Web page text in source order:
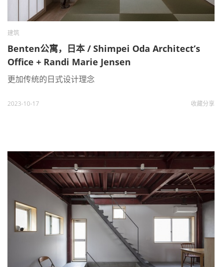
建筑
Benten公寓，日本 / Shimpei Oda Architect’s
Office + Randi Marie Jensen
更加传统的日式设计理念
2023-10-17 收藏分享